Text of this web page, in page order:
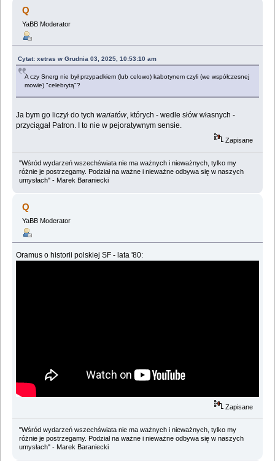
Q
YaBB Moderator
Cytat: xetras w Grudnia 03, 2025, 10:53:10 am
A czy Snerg nie był przypadkiem (lub celowo) kabotynem czyli (we współczesnej
mowie) "celebrytą"?
Ja bym go liczył do tychwariatów, których - wedle słów własnych -
przyciągał Patron. I to nie w pejoratywnym sensie.
Zapisane
"Wśród wydarzeń wszechświata nie ma ważnych i nieważnych, tylko my
różnie je postrzegamy. Podział na ważne i nieważne odbywa się w naszych
umysłach" - Marek Baraniecki
Q
YaBB Moderator
Oramus o historii polskiej SF - lata '80:
Zapisane
"Wśród wydarzeń wszechświata nie ma ważnych i nieważnych, tylko my
różnie je postrzegamy. Podział na ważne i nieważne odbywa się w naszych
umysłach" - Marek Baraniecki